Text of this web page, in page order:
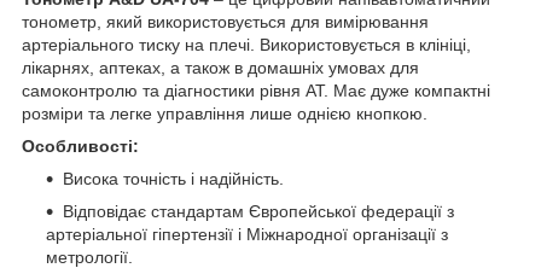
тонометр, який використовується для вимірювання
артеріального тиску на плечі. Використовується в клініці,
лікарнях, аптеках, а також в домашніх умовах для
самоконтролю та діагностики рівня АТ. Має дуже компактні
розміри та легке управління лише однією кнопкою.
Особливості:
Висока точність і надійність.
Відповідає стандартам Європейської федерації з
артеріальної гіпертензії і Міжнародної організації з
метрології.